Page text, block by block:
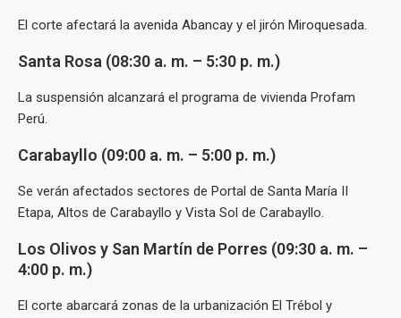
El corte afectará la avenida Abancay y el jirón Miroquesada.
Santa Rosa (08:30 a. m. – 5:30 p. m.)
La suspensión alcanzará el programa de vivienda Profam
Perú.
Carabayllo (09:00 a. m. – 5:00 p. m.)
Se verán afectados sectores de Portal de Santa María II
Etapa, Altos de Carabayllo y Vista Sol de Carabayllo.
Los Olivos y San Martín de Porres (09:30 a. m. –
4:00 p. m.)
El corte abarcará zonas de la urbanización El Trébol y